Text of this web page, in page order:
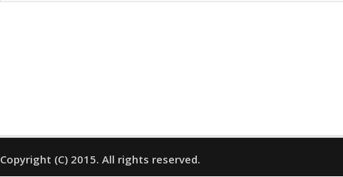
Copyright (C) 2015. All rights reserved.